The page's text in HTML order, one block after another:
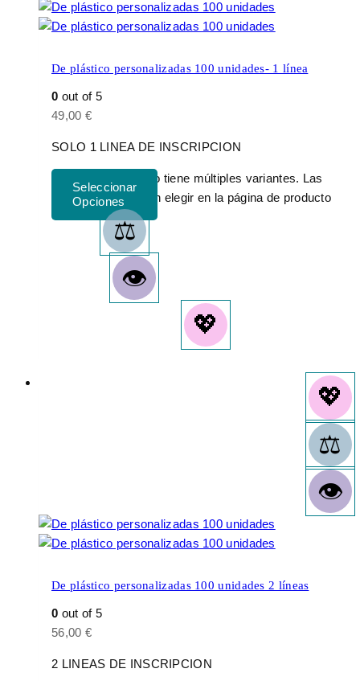
De plástico personalizadas 100 unidades- 1 línea
0 out of 5
49,00 €
SOLO 1 LINEA DE INSCRIPCION
Este producto tiene múltiples variantes. Las
opciones se pueden elegir en la página de producto
De plástico personalizadas 100 unidades 2 líneas
0 out of 5
56,00 €
2 LINEAS DE INSCRIPCION